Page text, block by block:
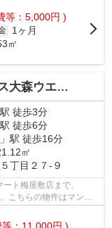
等：5,000円 )
1ヶ月
㎡
森ウエスト
駅 徒歩3分
駅 徒歩6分
」駅 徒歩16分
㎡
５丁目２７-９
ト梅屋敷店まで、
こちらの物件はマンシ